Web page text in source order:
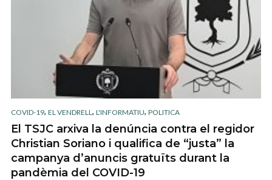
COVID-19, EL VENDRELL , L'INFORMATIU, POLITICA
El TSJC arxiva la denúncia contra el regidor
Christian Soriano i qualifica de “justa” la
campanya d’anuncis gratuïts durant la
pandèmia del COVID-19